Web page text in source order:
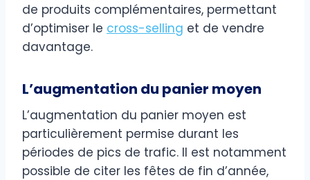
de produits complémentaires, permettant
d’optimiser le cross-selling et de vendre
davantage.
L’augmentation du panier moyen
L’augmentation du panier moyen est
particulièrement permise durant les
périodes de pics de trafic. Il est notamment
possible de citer les fêtes de fin d’année,